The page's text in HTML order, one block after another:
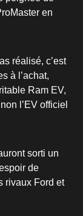
en
réalisé, c’est
à l’achat,
Ram EV,
l’EV officiel
sorti un
de
rivaux Ford et